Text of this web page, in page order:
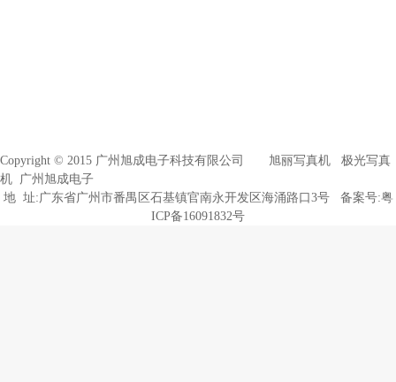
Copyright © 2015 广州旭成电子科技有限公司 旭丽写真机
极光写真
机
广州旭成电子
地 址:广东省广州市番禺区石基镇官南永开发区海涌路口3号 备案号:粤
ICP备16091832号